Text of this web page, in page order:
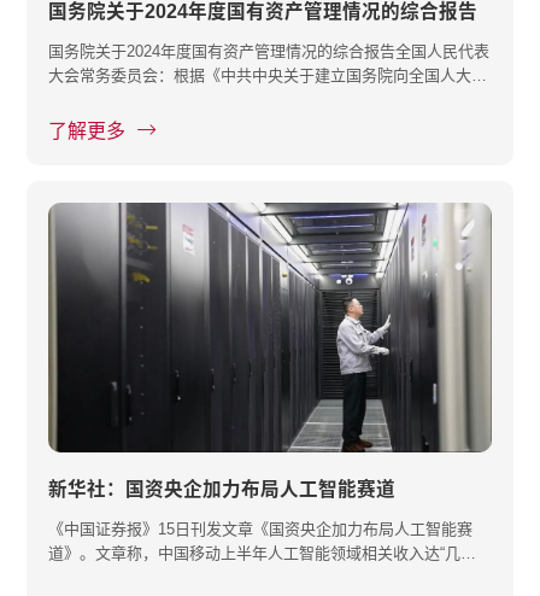
国务院关于2024年度国有资产管理情况的综合报告
国务院关于2024年度国有资产管理情况的综合报告全国人民代表
大会常务委员会：根据《中共中央关于建立国务院向全国人大常
了解更多
新华社：国资央企加力布局人工智能赛道
《中国证券报》15日刊发文章《国资央企加力布局人工智能赛
道》。文章称，中国移动上半年人工智能领域相关收入达“几十